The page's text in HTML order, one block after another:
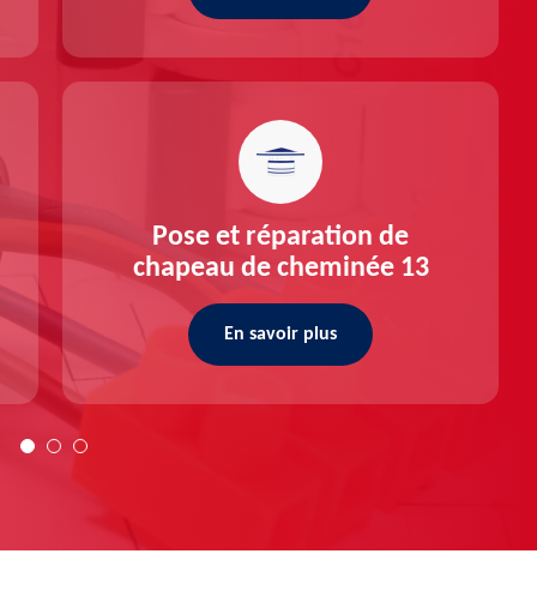
Pose et réparation de
chapeau de cheminée 13
En savoir plus